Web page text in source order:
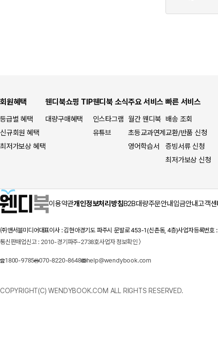
회원혜택
등급별 혜택
신규회원 혜택
최저가보상 혜택
웬디북쇼핑 TIP
대량구매혜택
웬디북 소식
인스타그램
유튜브
주요 서비스
월간 웬디북
초등교과연계
영어학습서
빠른 서비스
배송 조회
교환/반품 신청
증빙서류 신청
최저가보상 신청
이용약관개인정보처리방침B2B대량주문안내입금안내고객
㈜앤서블미디어 대표이사 : 김현아경기도 파주시 문발로 453-1(신촌동, 4층)사업자등록번
통신판매업신고 : 2010-경기파주-2738호사업자 정보확인 〉
1800-9785 070-8220-8648 help@wendybook.com
COPYRIGHT(C) WENDYBOOK.COM ALL RIGHTS RESERVED.